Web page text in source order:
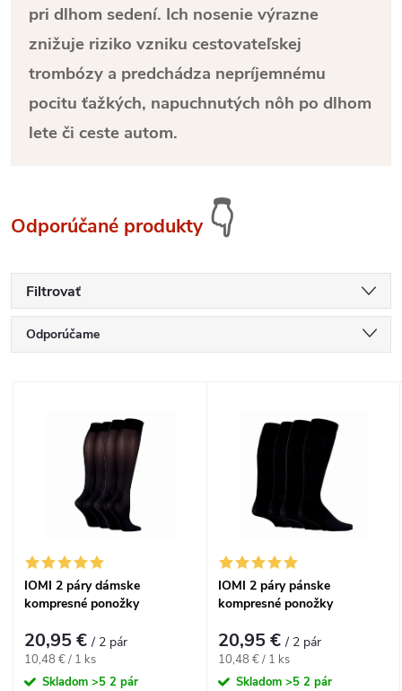
pri dlhom sedení. Ich nosenie výrazne
znižuje riziko vzniku cestovateľskej
trombózy a predchádza nepríjemnému
pocitu ťažkých, napuchnutých nôh po dlhom
lete či ceste autom.
Odporúčané produkty 👇
Filtrovať
R
e
p
Odporúčame
Najpredávanejšie
s
p
IOMI 2 páry dámske
kompresné ponožky
41
20,95 €/ 2 pár
Jednotková
cena:
10,48 € / 1 ks
Skladom >5 2 pár
IOMI 2 páry pánske
kompresné ponožky
45
20,95 €/ 2 pár
Jednotková
cena:
10,48 € / 1 ks
Skladom >5 2 pár